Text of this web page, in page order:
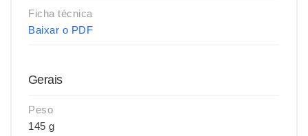
Ficha técnica
Baixar o PDF
Gerais
Peso
145 g